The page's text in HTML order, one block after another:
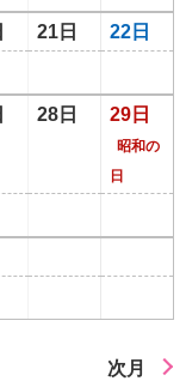
21日 22日
28日 29日
昭和の
日
次月